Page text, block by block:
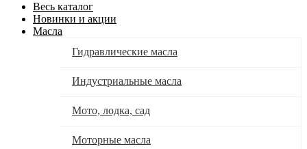
Весь каталог
Новинки и акции
Масла
Гидравлические масла
Индустриальные масла
Мото, лодка, сад
Моторные масла